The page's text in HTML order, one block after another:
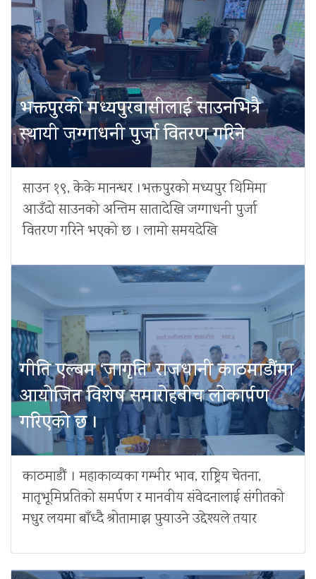
भक्तपुरको मध्यपुरबासीलाई साउनभित्रै
स्थायी जग्गाधनी पुर्जा वितरण गरिने
साउन १९, केके मानन्धर ।भक्तपुरको मध्यपुर थिमिमा
आउँदो साउनको अन्तिम सातादेखि जग्गाधनी पुर्जा
वितरण गरिने भएको छ । लामो समयदेखि
गीति एल्बम ‘जागृति’ राजधानी काठमाडौंमा
आयोजित विशेष समारोहबीच लोकार्पण
गरिएको छ ।
काठमाडौं । महाकाव्यका गम्भीर भाव, राष्ट्रिय चेतना,
मातृभूमिप्रतिको समर्पण र मानवीय संवेदनालाई संगीतको
मधुर लयमा बाँध्दै श्रोतामाझ पुर्‍याउने उद्देश्यले तयार